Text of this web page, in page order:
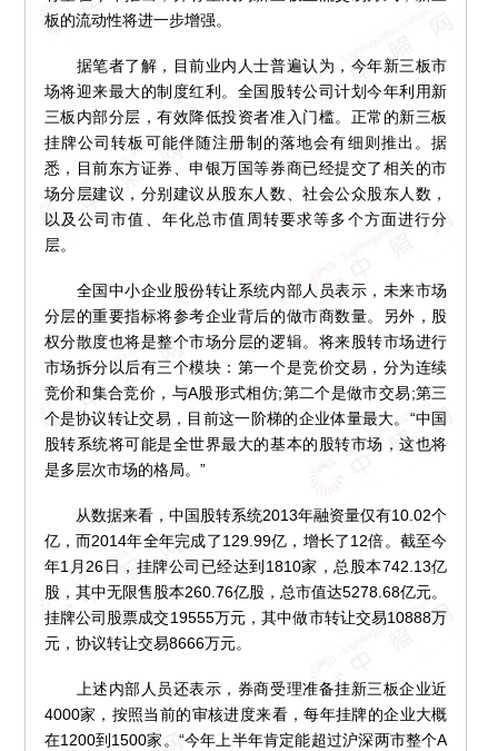
板的流动性将进一步增强。
据笔者了解，目前业内人士普遍认为，今年新三板市
场将迎来最大的制度红利。全国股转公司计划今年利用新
三板内部分层，有效降低投资者准入门槛。正常的新三板
挂牌公司转板可能伴随注册制的落地会有细则推出。据
悉，目前东方证券、申银万国等券商已经提交了相关的市
场分层建议，分别建议从股东人数、社会公众股东人数，
以及公司市值、年化总市值周转要求等多个方面进行分
层。
全国中小企业股份转让系统内部人员表示，未来市场
分层的重要指标将参考企业背后的做市商数量。另外，股
权分散度也将是整个市场分层的逻辑。将来股转市场进行
市场拆分以后有三个模块：第一个是竞价交易，分为连续
竞价和集合竞价，与A股形式相仿;第二个是做市交易;第三
个是协议转让交易，目前这一阶梯的企业体量最大。“中国
股转系统将可能是全世界最大的基本的股转市场，这也将
是多层次市场的格局。”
从数据来看，中国股转系统2013年融资量仅有10.02个
亿，而2014年全年完成了129.99亿，增长了12倍。截至今
年1月26日，挂牌公司已经达到1810家，总股本742.13亿
股，其中无限售股本260.76亿股，总市值达5278.68亿元。
挂牌公司股票成交19555万元，其中做市转让交易10888万
元，协议转让交易8666万元。
上述内部人员还表示，券商受理准备挂新三板企业近
4000家，按照当前的审核进度来看，每年挂牌的企业大概
在1200到1500家。“今年上半年肯定能超过沪深两市整个A